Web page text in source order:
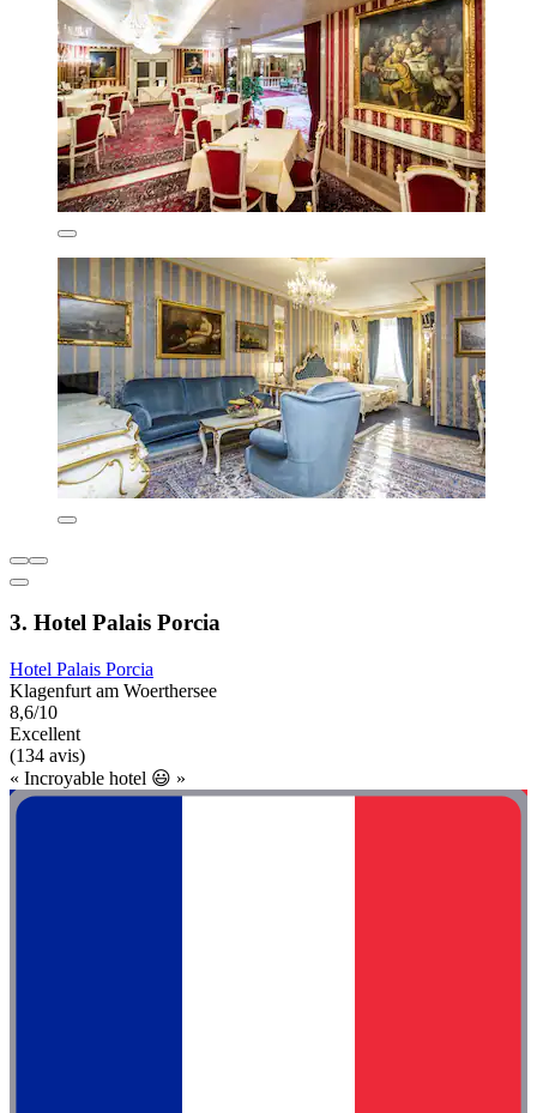
3. Hotel Palais Porcia
Hotel Palais Porcia
Klagenfurt am Woerthersee
8,6/10
Excellent
(134 avis)
« Incroyable hotel 😃 »